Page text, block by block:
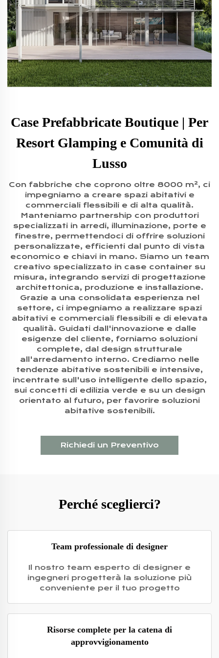
Case Prefabbricate Boutique | Per
Resort Glamping e Comunità di
Lusso
Con fabbriche che coprono oltre 8000 m², ci
impegniamo a creare spazi abitativi e
commerciali flessibili e di alta qualità.
Manteniamo partnership con produttori
specializzati in arredi, illuminazione, porte e
finestre, permettendoci di offrire soluzioni
personalizzate, efficienti dal punto di vista
economico e chiavi in mano. Siamo un team
creativo specializzato in case container su
misura, integrando servizi di progettazione
architettonica, produzione e installazione.
Grazie a una consolidata esperienza nel
settore, ci impegniamo a realizzare spazi
abitativi e commerciali flessibili e di elevata
qualità. Guidati dall'innovazione e dalle
esigenze del cliente, forniamo soluzioni
complete, dal design strutturale
all'arredamento interno. Crediamo nelle
tendenze abitative sostenibili e intensive,
incentrate sull'uso intelligente dello spazio,
sui concetti di edilizia verde e su un design
orientato al futuro, per favorire soluzioni
abitative sostenibili.
Richiedi un Preventivo
Perché sceglierci?
Team professionale di designer
Il nostro team esperto di designer e
ingegneri progetterà la soluzione più
conveniente per il tuo progetto
Risorse complete per la catena di
approvvigionamento